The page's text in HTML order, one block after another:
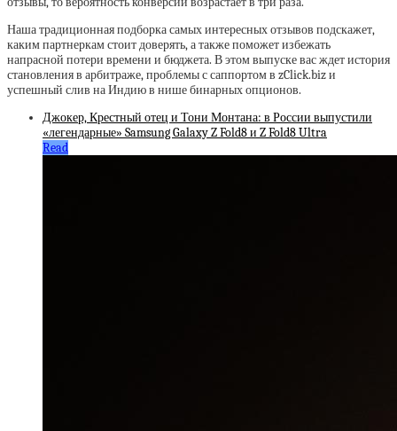
Наша традиционная подборка самых интересных отзывов подскажет,
каким партнеркам стоит доверять, а также поможет избежать
напрасной потери времени и бюджета. В этом выпуске вас ждет история
становления в арбитраже, проблемы с саппортом в zClick.biz и
успешный слив на Индию в нише бинарных опционов.
Джокер, Крестный отец и Тони Монтана: в России выпустили
«легендарные» Samsung Galaxy Z Fold8 и Z Fold8 Ultra
Read